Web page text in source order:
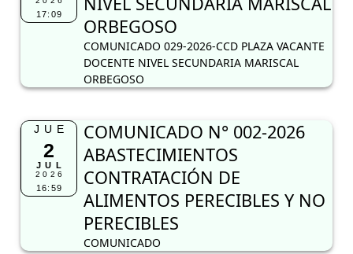
17:09
ORBEGOSO
COMUNICADO 029-2026-CCD PLAZA VACANTE
DOCENTE NIVEL SECUNDARIA MARISCAL
ORBEGOSO
JUE
2
JUL
2026
16:59
COMUNICADO N° 002-2026
ABASTECIMIENTOS
CONTRATACIÓN DE
ALIMENTOS PERECIBLES Y NO
PERECIBLES
COMUNICADO